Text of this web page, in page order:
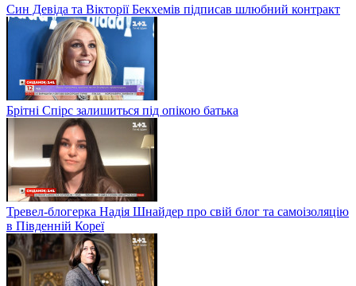
Син Девіда та Вікторії Бекхемів підписав шлюбний контракт
Брітні Спірс залишиться під опікою батька
Тревел-блогерка Надія Шнайдер про свій блог та самоізоляцію
в Південній Кореї